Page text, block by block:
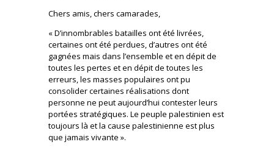
Chers amis, chers camarades,
« D’innombrables batailles ont été livrées,
certaines ont été perdues, d’autres ont été
gagnées mais dans l’ensemble et en dépit de
toutes les pertes et en dépit de toutes les
erreurs, les masses populaires ont pu
consolider certaines réalisations dont
personne ne peut aujourd’hui contester leurs
portées stratégiques. Le peuple palestinien est
toujours là et la cause palestinienne est plus
que jamais vivante ».